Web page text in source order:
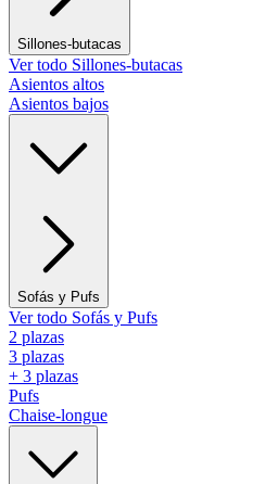
Sillones-butacas
Ver todo Sillones-butacas
Asientos altos
Asientos bajos
Sofás y Pufs
Ver todo Sofás y Pufs
2 plazas
3 plazas
+ 3 plazas
Pufs
Chaise-longue